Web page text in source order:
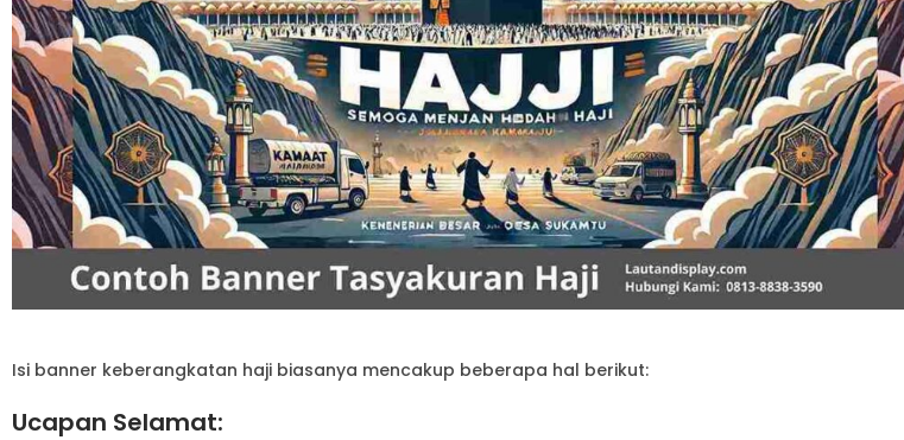
Isi banner keberangkatan haji biasanya mencakup beberapa hal berikut:
Ucapan Selamat: